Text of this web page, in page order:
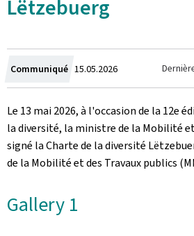
Lëtzebuerg
Communiqué Crée
le
15.05.2026
Le 13 mai 2026, à l'occasion de la 12e
la diversité, la ministre de la Mobilité
signé la Charte de la diversité
de la Mobilité et des Travaux publics
Gallery 1